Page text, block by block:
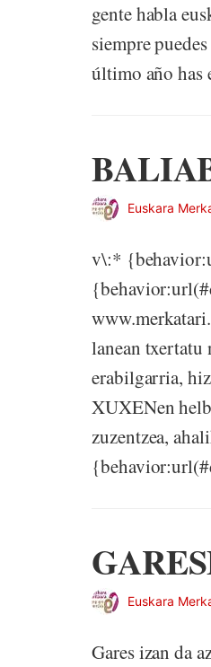
gente habla
siempre
último año has
Euskara
v\:*
lanean
erabilgarria,
XUXENen
zuzentzea,
Euskara
Gares izan da